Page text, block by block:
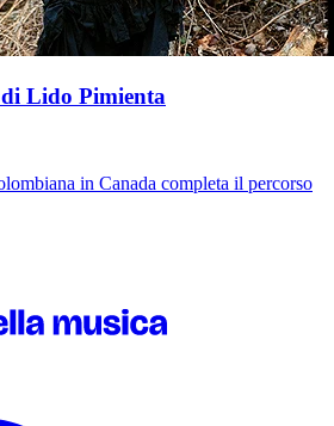
Lido Pimienta
in Canada completa il percorso